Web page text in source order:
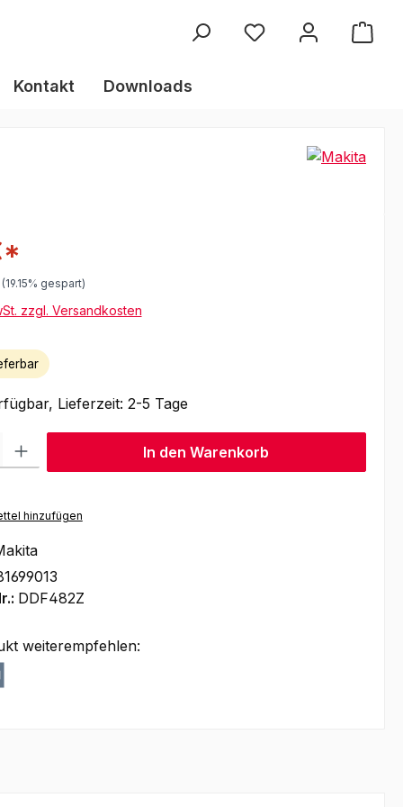
Kontakt Downloads
Preis:
(19.15% gespart)
zzgl. Versandkosten
Lieferzeit: 2-5 Tage
In den Warenkorb
hinzufügen
DDF482Z
weiterempfehlen: